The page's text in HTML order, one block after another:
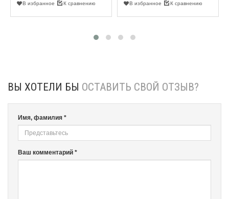
В избранное
К сравнению
В избранное
К сравнению
ВЫ ХОТЕЛИ БЫ ОСТАВИТЬ СВОЙ ОТЗЫВ?
Имя, фамилия *
Ваш комментарий *